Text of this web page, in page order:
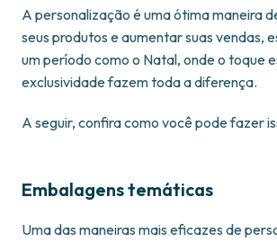
A personalização é uma ótima maneira
seus produtos e aumentar suas vendas,
um período como o Natal, onde o toque
exclusividade fazem toda a diferença.
A seguir, confira como você pode fazer
Embalagens temáticas
Uma das maneiras mais eficazes de